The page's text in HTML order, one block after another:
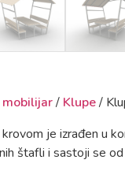
mobilijar/ Klupe/
je izrađen u
štafli i sastoji se